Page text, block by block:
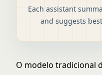
Each assistant
and suggests
O modelo tradicional